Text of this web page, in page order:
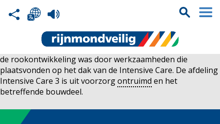
de rookontwikkeling was door werkzaamheden die
plaatsvonden op het dak van de Intensive Care. De afdeling
Intensive Care 3 is uit voorzorgontruimd en het
betreffende bouwdeel.